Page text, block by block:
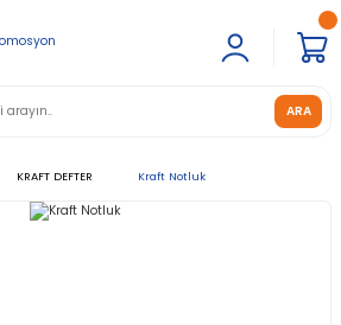
ARA
KRAFT DEFTER Kraft Notluk